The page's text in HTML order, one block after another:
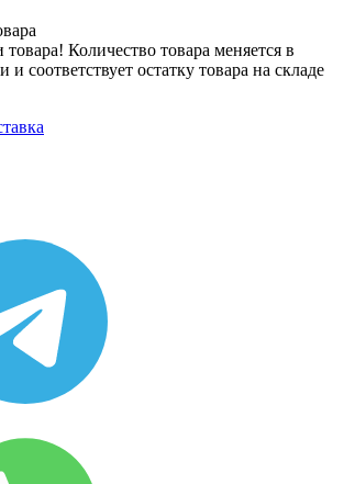
товара! Количество товара меняется в
соответствует остатку товара на складе